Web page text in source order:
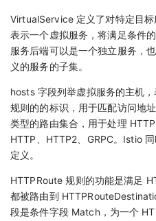
VirtualService 定义了对特定目
表示一个虚拟服务，将满足条件
服务后端可以是一个独立服务，
义的服务的子集。
hosts 字段列举虚拟服务的主机
规则的的标识，用于匹配访问地
类型的路由集合，用于处理
HTTP、HTTP2、GRPC。Istio
定义。
HTTPRoute 规则的功能是满足
都被路由到
段是条件字段 Match，为一个